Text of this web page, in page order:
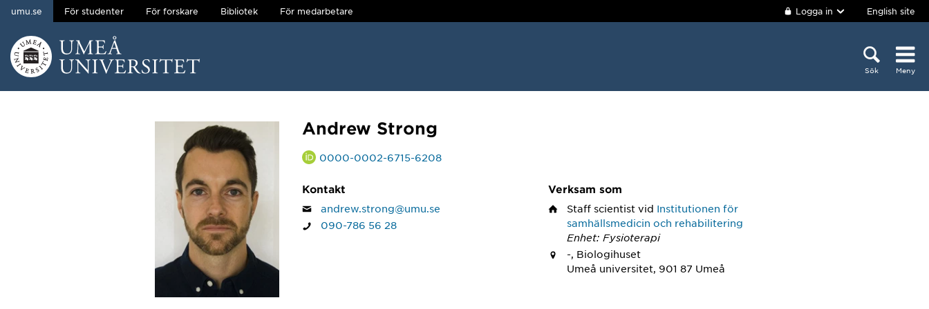
Hoppa direkt till innehållet
umu.se För studenter För forskare Bibliotek För medarbetare Logga in English site
Sök Meny
Andrew Strong
0000-0002-6715-6208
Kontakt
andrew.strong@umu.se
090-786 56 28
Verksam som
Staff scientist vid Institutionen för
samhällsmedicin och rehabilitering
Enhet: Fysioterapi
-, Biologihuset
Umeå universitet, 901 87 Umeå